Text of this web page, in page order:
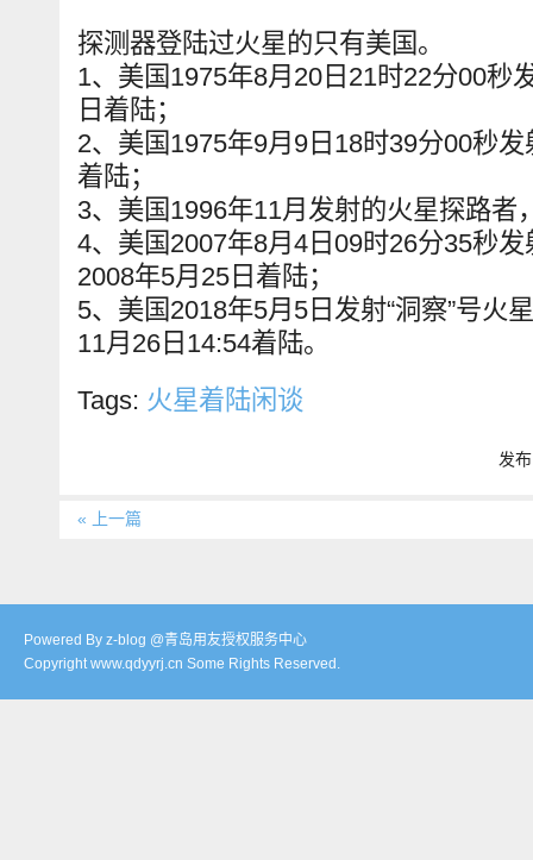
探测器登陆过火星的只有美国。
1、美国1975年8月20日21时22分00秒
日着陆；
2、美国1975年9月9日18时39分00秒
着陆；
3、美国1996年11月发射的火星探路者
4、美国2007年8月4日09时26分35秒
2008年5月25日着陆；
5、美国2018年5月5日发射“洞察”号火
11月26日14:54着陆。
Tags: 火星着陆闲谈
发
« 上一篇
Powered By z-blog @青岛用友授权服务中心
Copyright www.qdyyrj.cn Some Rights Reserved.